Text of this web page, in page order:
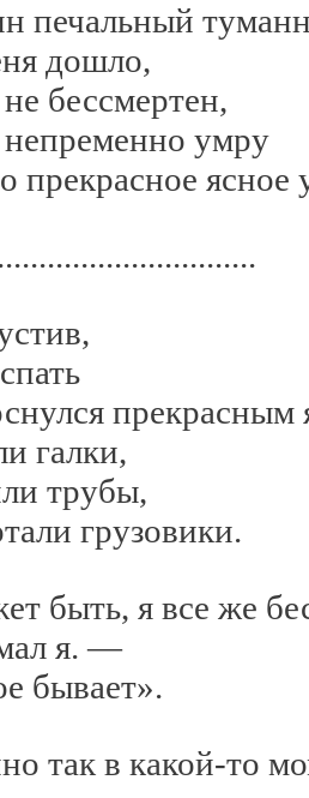
дошло,
бессмертен,
умру
ясное
прекрасным
галки,
трубы,
грузовики.
я все же
я. —
в какой-то